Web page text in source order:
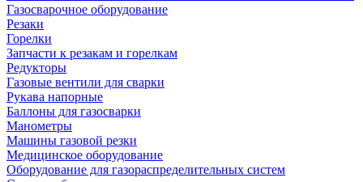
Газосварочное оборудование
Резаки
Горелки
Запчасти к резакам и горелкам
Редукторы
Газовые вентили для сварки
Рукава напорные
Баллоны для газосварки
Манометры
Машины газовой резки
Медицинское оборудование
Оборудование для газораспределительных систем